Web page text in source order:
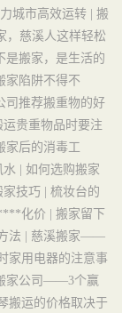
城市高效运转 | 搬
，慈溪人这样轻松
是搬家，是生活的
家陷阱不得不
司推荐搬重物的好
运贵重物品时要注
家后的消毒工
| 如何选购搬家
技巧 | 梳妆台的
化价 | 搬家留下
法 | 慈溪搬家——
家用电器的注意事
家公司——3个赢
运的价格取决于